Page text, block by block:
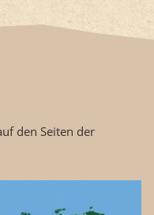
den Seiten der